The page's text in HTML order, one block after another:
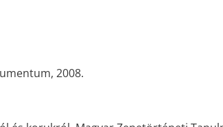
2008.